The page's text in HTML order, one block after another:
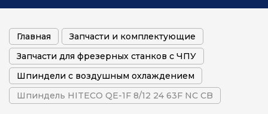
Главная
Запчасти и комплектующие
Запчасти для фрезерных станков с ЧПУ
Шпиндели с воздушным охлаждением
Шпиндель HITECO QE-1F 8/12 24 63F NC CB